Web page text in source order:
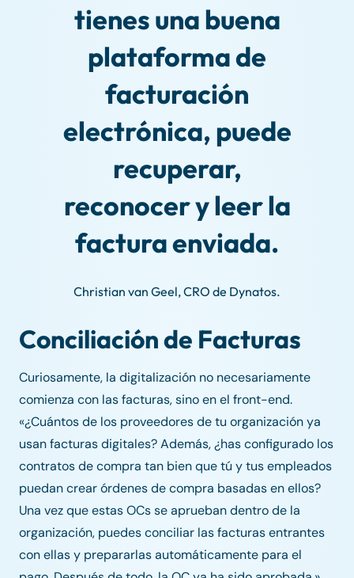
tienes una buena
plataforma de
facturación
electrónica, puede
recuperar,
reconocer y leer la
factura enviada.
Christian van Geel, CRO de Dynatos.
Conciliación de Facturas
Curiosamente, la digitalización no necesariamente
comienza con las facturas, sino en el front-end.
«¿Cuántos de los proveedores de tu organización ya
usan facturas digitales? Además, ¿has configurado los
contratos de compra tan bien que tú y tus empleados
puedan crear órdenes de compra basadas en ellos?
Una vez que estas OCs se aprueban dentro de la
organización, puedes conciliar las facturas entrantes
con ellas y prepararlas automáticamente para el